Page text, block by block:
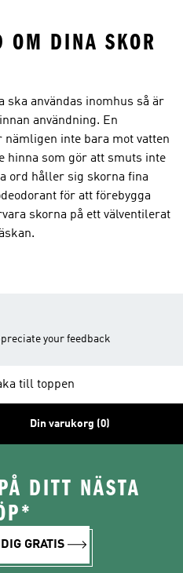
OM DINA SKOR
ska användas inomhus så är
användning. En
inte bara mot vatten
hinna som gör att smuts inte
ord håller sig skorna fina
för att förebygga
skorna på ett välventilerat
your feedback
till toppen
Din varukorg (0)
DITT NÄSTA
GRATIS